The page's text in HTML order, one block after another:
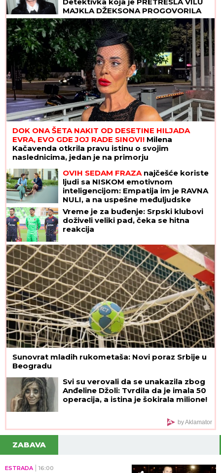
MAJKLA DŽEKSONA PROGOVORILA
posle 23 godine - "U kupatilu su bila
TAJNA VRATA"
DOK ONA ŠETA NAKIT OD DESETINE HILJADA
EVRA, EVO GDE JOJ RADE SINOVI! Milena
Kačavenda otkrila pravu istinu o svojim
naslednicima, jedan je na primorju
OVIH SEDAM FRAZAnajčešće koriste
ljudi sa NISKOM emotivnom
inteligencijom: Empatija im je RAVNA
NULI, a na uspešne međuljudske
odnose mogu da zaborave
Vreme je za buđenje: Srpski klubovi
doživeli veliki pad, čeka se hitna
reakcija
Sunovrat mladih rukometaša: Novi poraz Srbije u
Beogradu
Svi su verovali da se unakazila zbog
Anđeline Džoli: Tvrdila da je imala 50
operacija, a istina je šokirala milione!
by Aklamator
ZABAVA
ESTRADA 16:00